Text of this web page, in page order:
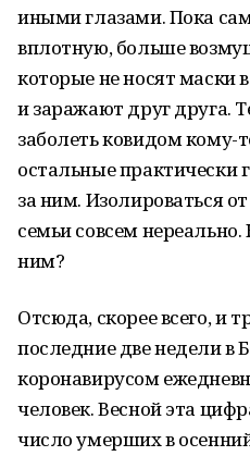
иными глазами. Пока
вплотную, больше
которые не носят маски
и заражают друг друга.
заболеть ковидом кому-
остальные практически
за ним. Изолироваться
семьи совсем
ним?
Отсюда, скорее всего, и
последние две недели в
коронавирусом
человек. Весной эта
число умерших в